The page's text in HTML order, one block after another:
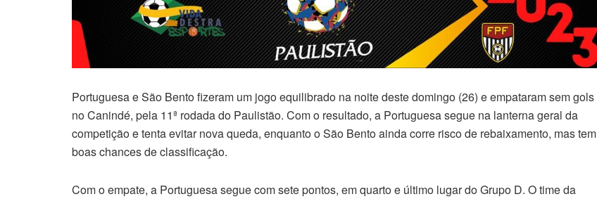
Portuguesa e São Bento fizeram um jogo equilibrado na noite deste domingo (26) e empataram sem gols
no Canindé, pela 11ª rodada do Paulistão. Com o resultado, a Portuguesa segue na lanterna geral da
competição e tenta evitar nova queda, enquanto o São Bento ainda corre risco de rebaixamento, mas tem
boas chances de classificação.
Com o empate, a Portuguesa segue com sete pontos, em quarto e último lugar do Grupo D. O time da